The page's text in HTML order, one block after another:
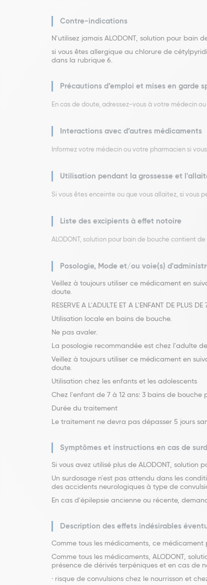
Contre-indications
N’utilisez jamais ALODONT, solution pour bain
si vous êtes allergique au chlorure de
dans la rubrique 6.
Précautions d’emploi et mises en garde
En cas de doute, adressez-vous à votre médecin
Interactions avec d’autres médicaments
Informez votre médecin ou votre pharmacien si
Utilisation pendant la grossesse et
Si vous êtes enceinte ou que vous allaitez, si vous
Liste des excipients à effet notoire
ALODONT, solution pour bain de bouche contient de
Posologie, Mode et/ou voie(s)
Veillez à toujours utiliser ce médicament en
doute.
RESERVE A L'ADULTE ET A L'ENFANT DE PLUS DE 7
Utilisation locale en bains de bouche.
Ne pas avaler.
La posologie recommandée est chez l'adulte
Veillez à toujours utiliser ce médicament en
doute.
Utilisation chez les enfants et les adolescents
Chez l'enfant de 7 à 12 ans: 3 bains de
Durée du traitement
Le traitement ne devra pas dépasser 5 jours
Symptômes et instructions en cas de
Si vous avez utilisé plus de ALODONT, solution
Un surdosage n'est pas attendu dans les
des accidents neurologiques à type de
En cas d'épilepsie ancienne ou récente,
Description des effets indésirables
Comme tous les médicaments, ce
Comme tous les médicaments, ALODONT,
présence de dérivés terpéniques et en cas de
· risque de convulsions chez le nourrisson et